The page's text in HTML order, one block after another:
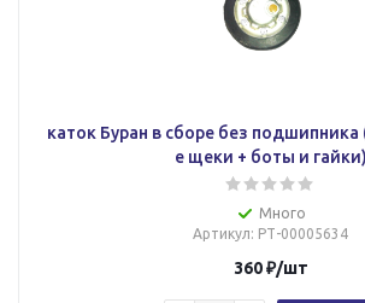
каток Буран в сборе без подшипника
е щеки + боты и гайки)
Много
Артикул: РТ-00005634
360₽/шт